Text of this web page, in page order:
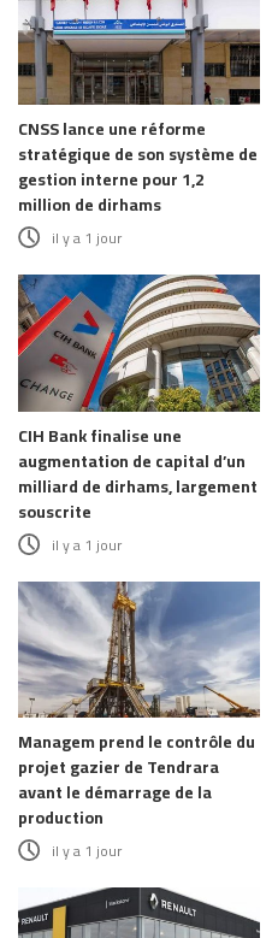
CNSS lance une réforme
stratégique de son système de
gestion interne pour 1,2
million de dirhams
il y a 1 jour
CIH Bank finalise une
augmentation de capital d’un
milliard de dirhams, largement
souscrite
il y a 1 jour
Managem prend le contrôle du
projet gazier de Tendrara
avant le démarrage de la
production
il y a 1 jour